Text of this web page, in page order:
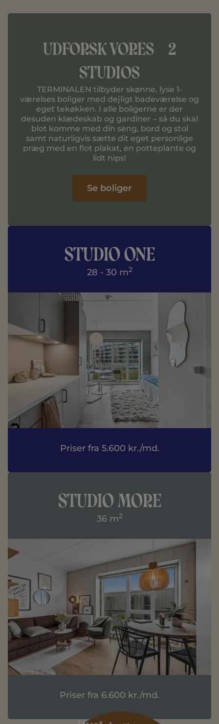
Udforsk vores 2
studios
TERMINALEN tilbyder skønne, lyse 1-
værelses boliger med dejligt badeværelse og
eget tekøkken. I alle boligerne er der
desuden klædeskab og gardiner – så du skal
blot komme med din seng, bord og stol
samt naturligvis sætte dit eget personlige
præg med en flot plakat, en potteplante og
lidt nips!
Se boliger
studio one
28 - 30 m2
Priser fra 5.600 kr./md.
Se alle Studio One
studio more
36 m2
Priser fra 6.600 kr./md.
Se alle Studio More